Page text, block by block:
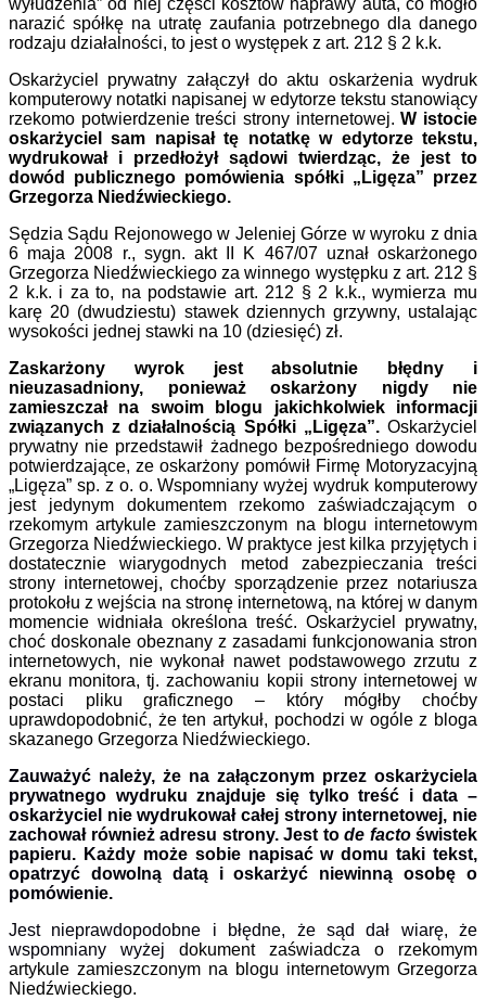
narazić spółkę na utratę zaufania potrzebnego dla danego
rodzaju działalności, to jest o występek z art. 212 § 2 k.k.
Oskarżyciel prywatny załączył do aktu oskarżenia wydruk
komputerowy notatki napisanej w edytorze tekstu stanowiący
rzekomo potwierdzenie treści strony internetowej.W istocie
oskarżyciel sam napisał tę notatkę w edytorze tekstu,
wydrukował i przedłożył sądowi twierdząc, że jest to
dowód publicznego pomówienia spółki „Ligęza” przez
Grzegorza Niedźwieckiego.
Sędzia Sądu Rejonowego w Jeleniej Górze w wyroku z dnia
6 maja 2008 r., sygn. akt II K 467/07 uznał oskarżonego
Grzegorza Niedźwieckiego za winnego występku z art. 212 §
2 k.k. i za to, na podstawie art. 212 § 2 k.k., wymierza mu
karę 20 (dwudziestu) stawek dziennych grzywny, ustalając
wysokości jednej stawki na 10 (dziesięć) zł.
Zaskarżony wyrok jest absolutnie błędny i
nieuzasadniony, ponieważ oskarżony nigdy nie
zamieszczał na swoim blogu jakichkolwiek informacji
związanych z działalnością Spółki „Ligęza”.Oskarżyciel
prywatny nie przedstawił żadnego bezpośredniego dowodu
potwierdzające, ze oskarżony pomówił Firmę Motoryzacyjną
„Ligęza” sp. z o. o. Wspomniany wyżej wydruk komputerowy
jest jedynym dokumentem rzekomo zaświadczającym o
rzekomym artykule zamieszczonym na blogu internetowym
Grzegorza Niedźwieckiego. W praktyce jest kilka przyjętych i
dostatecznie wiarygodnych metod zabezpieczania treści
strony internetowej, choćby sporządzenie przez notariusza
protokołu z wejścia na stronę internetową, na której w danym
momencie widniała określona treść. Oskarżyciel prywatny,
choć doskonale obeznany z zasadami funkcjonowania stron
internetowych, nie wykonał nawet podstawowego zrzutu z
ekranu monitora, tj. zachowaniu kopii strony internetowej w
postaci pliku graficznego – który mógłby choćby
uprawdopodobnić, że ten artykuł, pochodzi w ogóle z bloga
skazanego Grzegorza Niedźwieckiego.
Zauważyć należy, że na załączonym przez oskarżyciela
prywatnego wydruku znajduje się tylko treść i data –
oskarżyciel nie wydrukował całej strony internetowej, nie
zachował również adresu strony. Jest to de factoświstek
papieru. Każdy może sobie napisać w domu taki tekst,
opatrzyć dowolną datą i oskarżyć niewinną osobę o
pomówienie.
Jest nieprawdopodobne i błędne, że sąd dał wiarę, że
wspomniany wyżej dokument zaświadcza o rzekomym
artykule zamieszczonym na blogu internetowym Grzegorza
Niedźwieckiego.